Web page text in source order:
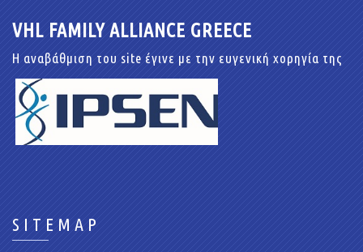
VHL FAMILY ALLIANCE GREECE
Η αναβάθμιση του site έγινε με την ευγενική χορηγία της
SITEMAP